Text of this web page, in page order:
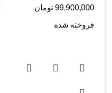
99,900,000 تومان
فروخته شده